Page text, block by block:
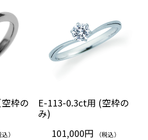
枠の
込）
E-113-0.3ct用 (空枠の
み)
101,000円
（税込）